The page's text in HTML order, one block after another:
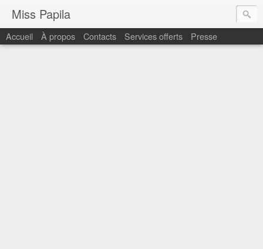
Miss Papila
Accueil À propos Contacts Services offerts Presse